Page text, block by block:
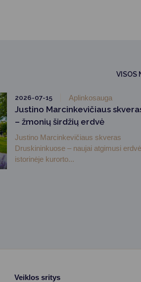
VISOS
2026-07-15 Aplinkosauga
Justino Marcinkevičiaus
– žmonių širdžių erdvė
Justino Marcinkevičiaus skveras
Druskininkuose – naujai atgimusi erdvė
istorinėje kurorto...
Veiklos sritys